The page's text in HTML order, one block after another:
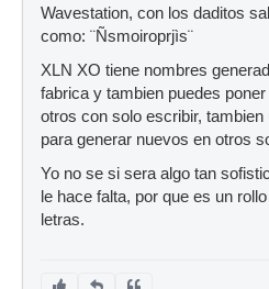
Wavestation, con los daditos
como: ¨Ñsmoiroprjìs¨
XLN XO tiene nombres
fabrica y tambien puedes
otros con solo escribir, tambien
para generar nuevos en otros
Yo no se si sera algo tan
le hace falta, por que es un
letras.